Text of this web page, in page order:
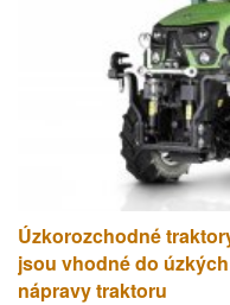
Úzkorozchodné
jsou vhodné do
nápravy traktoru